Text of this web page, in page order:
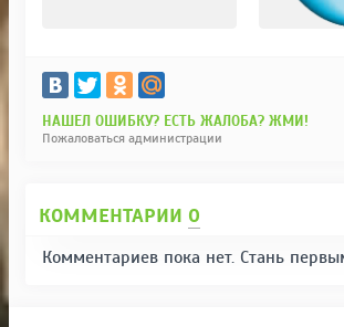
НАШЕЛ ОШИБКУ? ЕСТЬ ЖАЛОБА? ЖМИ!
Пожаловаться администрации
КОММЕНТАРИИ 0
Комментариев пока нет. Стань